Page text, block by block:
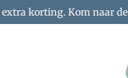
korting. Kom naar